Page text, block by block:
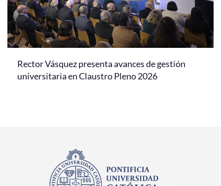
Rector Vásquez presenta avances de gestión
universitaria en Claustro Pleno 2026